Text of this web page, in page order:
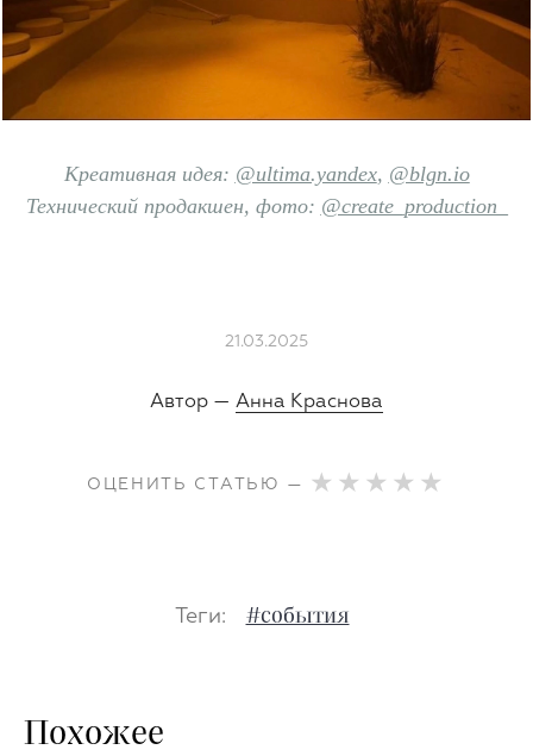
Креативная идея: @ultima.yandex, @blgn.io
Технический продакшен, фото: @create_production_
21.03.2025
Автор — Анна Краснова
ОЦЕНИТЬ СТАТЬЮ —
Теги: #события
Похожее